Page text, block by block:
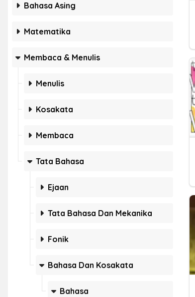
Bahasa Asing
Matematika
Membaca & Menulis
Menulis
Kosakata
Membaca
Tata Bahasa
Ejaan
Tata Bahasa Dan Mekanika
Fonik
Bahasa Dan Kosakata
Bahasa